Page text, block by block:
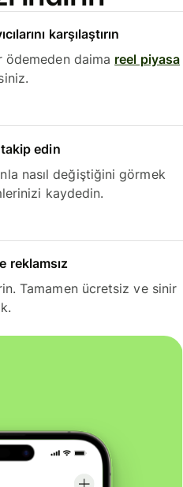
karşılaştırın
daima reel piyasa
takip edin
nasıl değiştiğini görmek
kaydedin.
reklamsız
Tamamen ücretsiz ve sinir